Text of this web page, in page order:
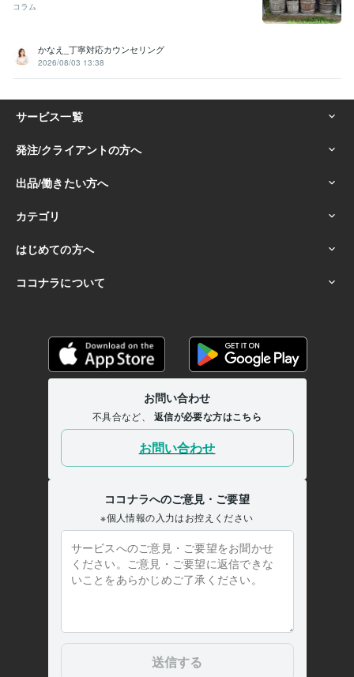
コラム
かなえ_丁寧対応カウンセリング
2026/08/03 13:38